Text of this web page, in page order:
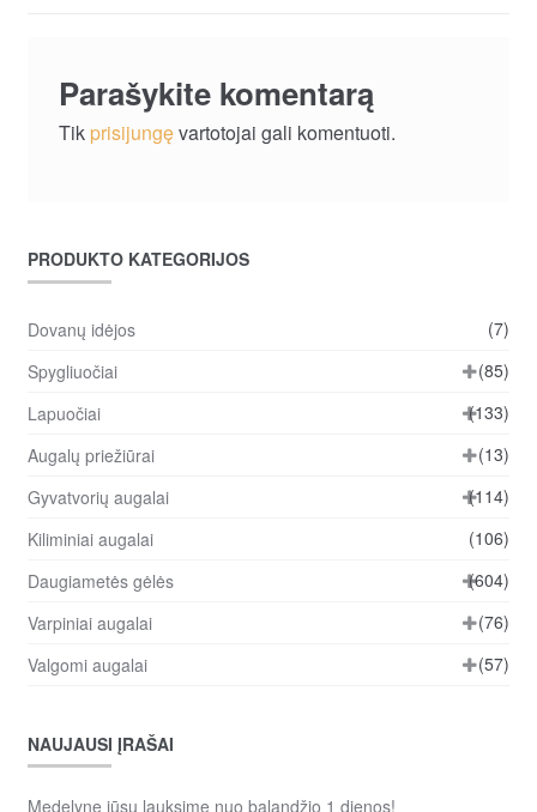
Parašykite komentarą
Tik prisijungęvartotojai gali komentuoti.
PRODUKTO KATEGORIJOS
Dovanų idėjos
(7)
Spygliuočiai
(85)
Lapuočiai
(133)
Augalų priežiūrai
(13)
Gyvatvorių augalai
(114)
Kiliminiai augalai
(106)
Daugiametės gėlės
(604)
Varpiniai augalai
(76)
Valgomi augalai
(57)
NAUJAUSI ĮRAŠAI
Medelyne jūsų lauksime nuo balandžio 1 dienos!